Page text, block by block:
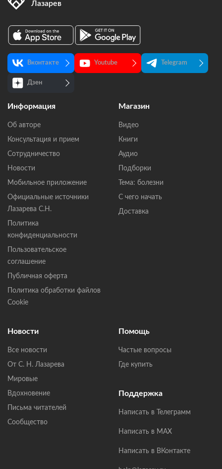
Лазарев
Вконтакте Youtube Telegram
Дзен
Информация
Об авторе
Консультация и прием
Сотрудничество
Новости
Мобильное приложение
Официальные источники
Лазарева С.Н.
Политика
конфиденциальности
Пользовательское
соглашение
Публичная оферта
Политика обработки файлов
Cookie
Магазин
Видео
Книги
Аудио
Подборки
Тема: болезни
С чего начать
Доставка
Новости
Все новости
От С. Н. Лазарева
Мировые
Вдохновение
Письма читателей
Сообщество
Помощь
Частые вопросы
Где купить
Поддержка
Написать в Телеграмм
Написать в MAX
Написать в ВКонтакте